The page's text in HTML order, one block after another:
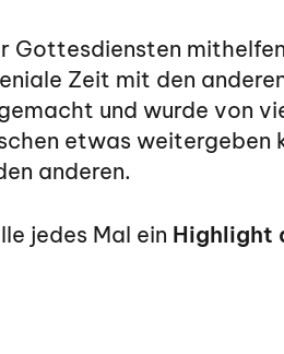
Gottesdiensten
Zeit mit den
und wurde von
etwas
anderen.
jedes Mal ein Highlight